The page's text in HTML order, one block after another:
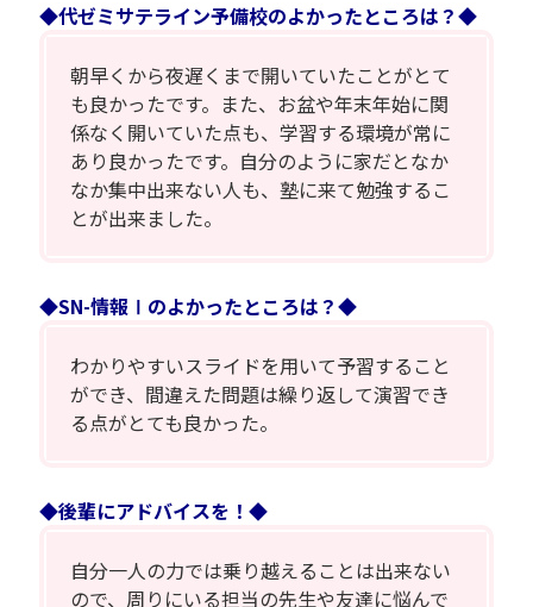
◆代ゼミサテライン予備校のよかったところは？◆
朝早くから夜遅くまで開いていたことがとて
も良かったです。また、お盆や年末年始に関
係なく開いていた点も、学習する環境が常に
あり良かったです。自分のように家だとなか
なか集中出来ない人も、塾に来て勉強するこ
とが出来ました。
◆SN-情報Ⅰのよかったところは？◆
わかりやすいスライドを用いて予習すること
ができ、間違えた問題は繰り返して演習でき
る点がとても良かった。
◆後輩にアドバイスを！◆
自分一人の力では乗り越えることは出来ない
ので、周りにいる担当の先生や友達に悩んで